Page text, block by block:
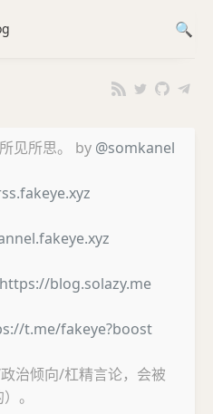
见所思。 by @somkanel
https://blog.solazy.me
t.me/fakeye?boost
治倾向/杠精言论，会被
。